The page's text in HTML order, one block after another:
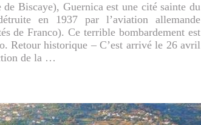
Biscaye), Guernica est une cité sainte du
en 1937 par l’aviation allemande
de Franco). Ce terrible bombardement est
Retour historique – C’est arrivé le 26 avril
de la …